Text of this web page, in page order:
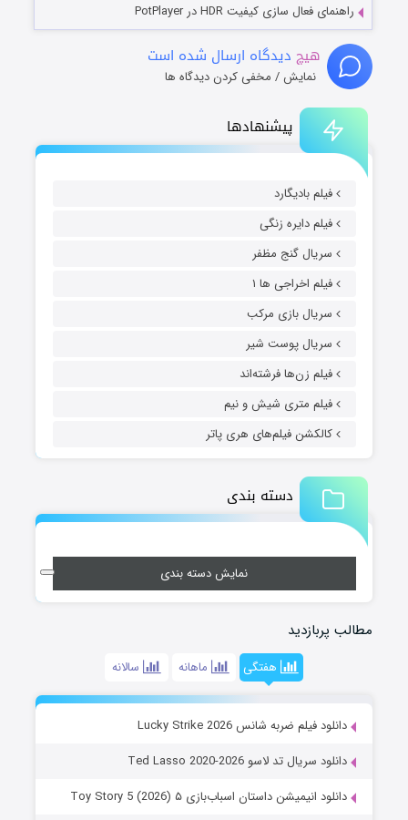
پیشنهادها
فیلم بادیگارد
فیلم دایره زنگی
سریال گنج مظفر
فیلم اخراجی ها ۱
سریال بازی مرکب
سریال پوست شیر
فیلم زن‌ها فرشته‌اند
فیلم متری شیش و نیم
کالکشن فیلم‌های هری پاتر
دسته بندی
نمایش دسته بندی
مطالب پربازدید
هفتگی ماهانه سالانه
دانلود فیلم ضربه شانس Lucky Strike 2026
دانلود سریال تد لاسو Ted Lasso 2020-2026
دانلود انیمیشن داستان اسباب‌بازی ۵ Toy Story 5 (2026)
راهنمای فعال سازی کیفیت HDR در PotPlayer
هیچ دیدگاه ارسال شده است
نمایش / مخفی کردن دیدگاه ها